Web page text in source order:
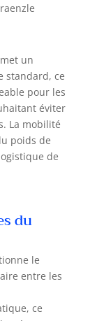
un
standard, ce
pour les
éviter
La mobilité
poids de
de
du
le
entre les
ce